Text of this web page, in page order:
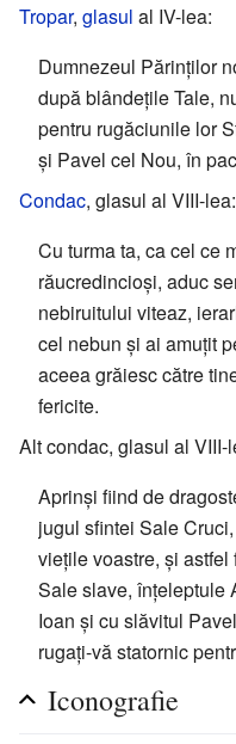
Tropar, glasul al IV-lea:
Dumnezeul Părinților
după blândețile Tale,
pentru rugăciunile lor
și Pavel cel Nou, în
Condac, glasul al VIII-lea:
Cu turma ta, ca cel ce
răucredincioși, aduc
nebiruitului viteaz,
cel nebun și ai amuțit
aceea grăiesc către
fericite.
Alt condac, glasul al VIII-
Aprinși fiind de
jugul sfintei Sale
viețile voastre, și
Sale slave, înțeleptule
Ioan și cu slăvitul
rugați-vă statornic
Iconografie